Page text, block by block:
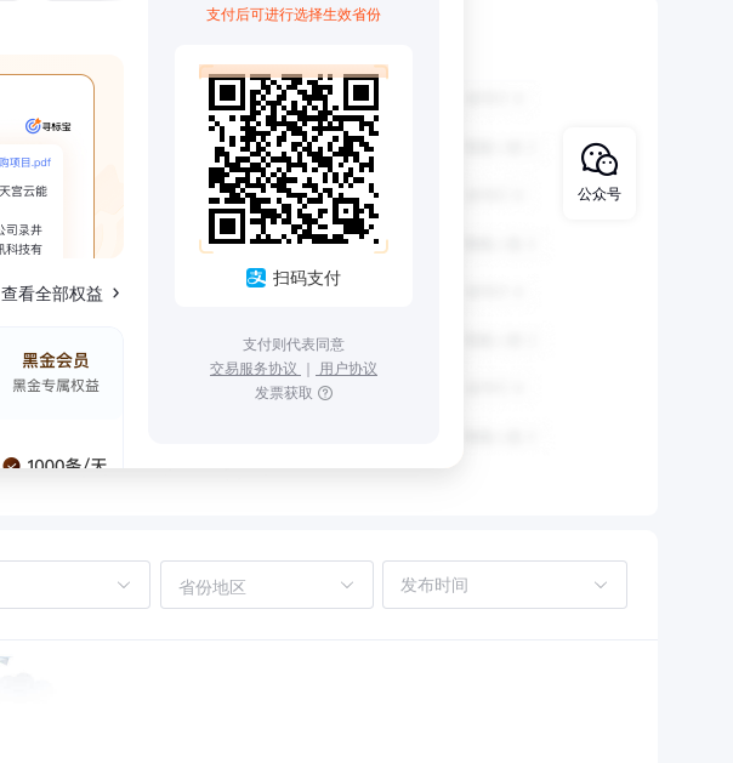
查看全部权益
支付后可进行选择生效省份
扫码支付
支付则代表同意
交易服务协议 ｜ 用户协议
发票获取
省份地区
公众号